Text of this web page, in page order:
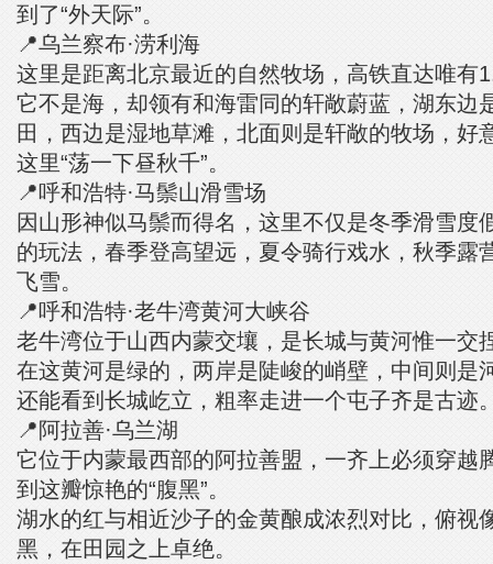
到了“外天际”。
📍乌兰察布·涝利海
这里是距离北京最近的自然牧场，高铁直达唯有
它不是海，却领有和海雷同的轩敞蔚蓝，湖东边
田，西边是湿地草滩，北面则是轩敞的牧场，好
这里“荡一下昼秋千”。
📍呼和浩特·马鬃山滑雪场
因山形神似马鬃而得名，这里不仅是冬季滑雪度
的玩法，春季登高望远，夏令骑行戏水，秋季露
飞雪。
📍呼和浩特·老牛湾黄河大峡谷
老牛湾位于山西内蒙交壤，是长城与黄河惟一交
在这黄河是绿的，两岸是陡峻的峭壁，中间则是
还能看到长城屹立，粗率走进一个屯子齐是古迹
📍阿拉善·乌兰湖
它位于内蒙最西部的阿拉善盟，一齐上必须穿越
到这瓣惊艳的“腹黑”。
湖水的红与相近沙子的金黄酿成浓烈对比，俯视
黑，在田园之上卓绝。